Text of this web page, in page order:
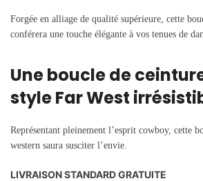
Forgée en alliage de qualité supérieure, cette
conférera une touche élégante à vos tenues de
Une boucle de
style Far West
Représentant pleinement l’esprit cowboy, cette
western saura susciter l’envie.
LIVRAISON STANDARD GRATUITE